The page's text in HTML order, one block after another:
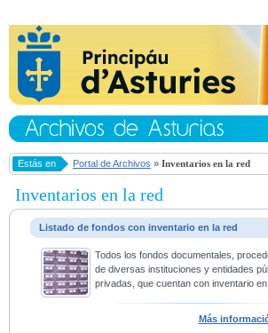
Estás en Portal de Archivos » Inventarios en la red
Inventarios en la red
Listado de fondos con inventario en la red
Todos los fondos documentales,
de diversas instituciones y entidades
privadas, que cuentan con inventario en
Más